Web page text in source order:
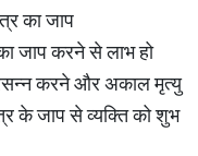
का जाप
जाप करने से लाभ हो
करने और अकाल मृत्यु
के जाप से व्यक्ति को शुभ